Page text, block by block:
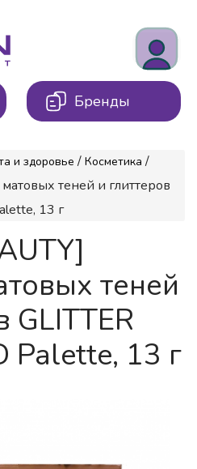
Бренды
и здоровье / Косметика /
теней и глиттеров
13 г
теней
GLITTER
Palette, 13 г